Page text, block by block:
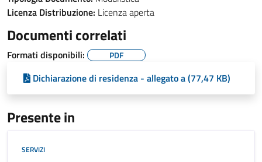
Licenza Distribuzione: Licenza aperta
Documenti correlati
Formati disponibili: PDF
Dichiarazione di residenza - allegato a (77,47 KB)
Presente in
SERVIZI